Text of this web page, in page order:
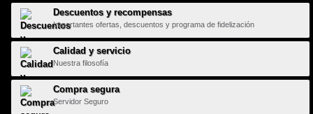
Descuentos y recompensas
Importantes ofertas, descuentos y programa de fidelización
Calidad y servicio
Nuestra filosofía
Compra segura
Servidor Seguro